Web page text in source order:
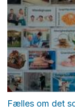
Fælles om det